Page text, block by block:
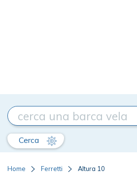
Cerca
Home Ferretti Altura 10